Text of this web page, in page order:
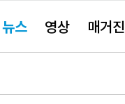
요뉴스 영상 매거진